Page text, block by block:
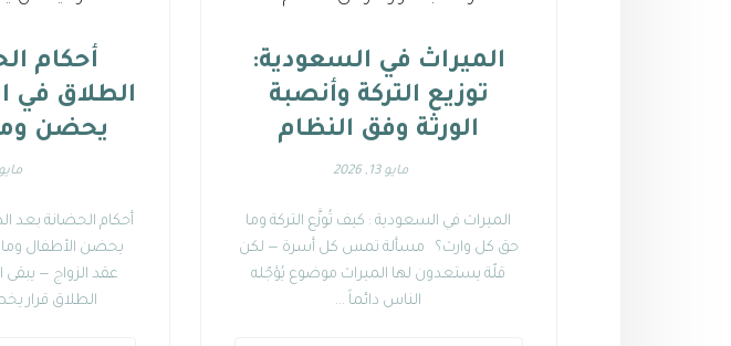
الميراث في السعودية:
توزيع التركة وأنصبة
الورثة وفق النظام
مايو 13, 2026
الميراث في السعودية : كيف تُوزَّع التركة وما
حق كل وارث؟ مسألة تمس كل أسرة — لكن
قلّة يستعدون لها الميراث موضوع يُؤجّله
الناس دائماً ...
أحكام
الطلاق في
يحضن
مايو 13,
أحكام الحضانة بعد
يحضن الأطفال
عقد الزواج —
الطلاق قرار